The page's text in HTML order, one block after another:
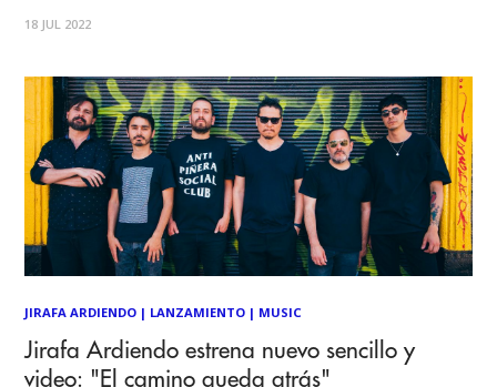
ofrecido hasta la fecha. Dicha cita está programada para
18 JUL 2022
JIRAFA ARDIENDO | LANZAMIENTO | MUSIC
Jirafa Ardiendo estrena nuevo sencillo y
video: "El camino queda atrás"